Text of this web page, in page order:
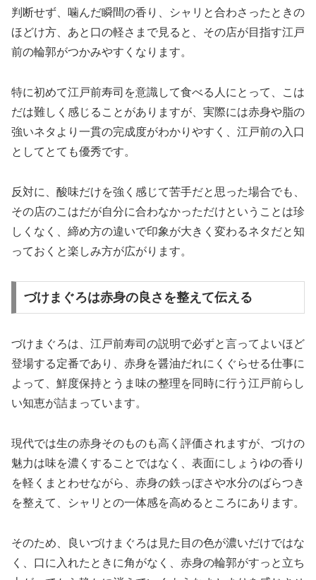
判断せず、噛んだ瞬間の香り、シャリと合わさったときの
ほどけ方、あと口の軽さまで見ると、その店が目指す江戸
前の輪郭がつかみやすくなります。
特に初めて江戸前寿司を意識して食べる人にとって、こは
だは難しく感じることがありますが、実際には赤身や脂の
強いネタより一貫の完成度がわかりやすく、江戸前の入口
としてとても優秀です。
反対に、酸味だけを強く感じて苦手だと思った場合でも、
その店のこはだが自分に合わなかっただけということは珍
しくなく、締め方の違いで印象が大きく変わるネタだと知
っておくと楽しみ方が広がります。
づけまぐろは赤身の良さを整えて伝える
づけまぐろは、江戸前寿司の説明で必ずと言ってよいほど
登場する定番であり、赤身を醤油だれにくぐらせる仕事に
よって、鮮度保持とうま味の整理を同時に行う江戸前らし
い知恵が詰まっています。
現代では生の赤身そのものも高く評価されますが、づけの
魅力は味を濃くすることではなく、表面にしょうゆの香り
を軽くまとわせながら、赤身の鉄っぽさや水分のばらつき
を整えて、シャリとの一体感を高めるところにあります。
そのため、良いづけまぐろは見た目の色が濃いだけではな
く、口に入れたときに角がなく、赤身の輪郭がすっと立ち